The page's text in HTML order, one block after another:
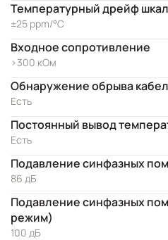
Температурный дрейф
±25 ppm/°C
Входное сопротивление
>300 кОм
Обнаружение обрыва
Есть
Постоянный вывод
Есть
Подавление синфазных
86 дБ
Подавление синфазных
режим)
100 дБ